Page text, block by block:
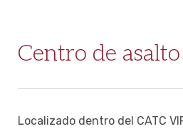
Centro de
Localizado dentro del CATC